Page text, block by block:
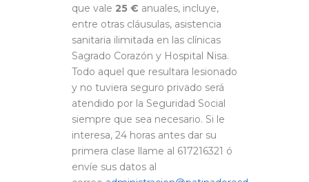
que vale 25 € anuales, incluye,
entre otras cláusulas, asistencia
sanitaria ilimitada en las clínicas
Sagrado Corazón y Hospital Nisa.
Todo aquel que resultara lesionado
y no tuviera seguro privado será
atendido por la Seguridad Social
siempre que sea necesario. Si le
interesa, 24 horas antes dar su
primera clase llame al 617216321 ó
envíe sus datos al